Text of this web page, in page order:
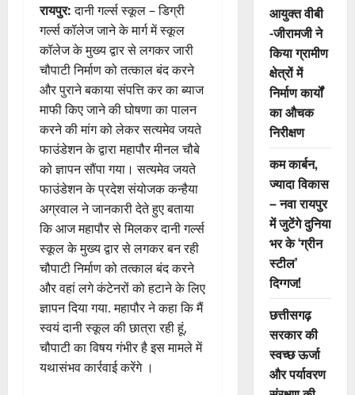
रायपुर:दानी गर्ल्स स्कूल – डिग्री
गर्ल्स कॉलेज जाने के मार्ग में स्कूल
कॉलेज के मुख्य द्वार से लगकर जारी
चौपाटी निर्माण को तत्काल बंद करने
और पुराने बकाया संपत्ति कर का ब्याज
माफी किए जाने की घोषणा का पालन
करने की मांग को लेकर सत्यमेव जयते
फाउंडेशन के द्वारा महापौर मीनल चौबे
को ज्ञापन सौंपा गया। सत्यमेव जयते
फाउंडेशन के प्रदेश संयोजक कन्हैया
अग्रवाल ने जानकारी देते हुए बताया
कि आज महापौर से मिलकर दानी गर्ल्स
स्कूल के मुख्य द्वार से लगकर बन रही
चौपाटी निर्माण को तत्काल बंद करने
और वहां लगे कंटेनरों को हटाने के लिए
ज्ञापन दिया गया. महापौर ने कहा कि मैं
स्वयं दानी स्कूल की छात्रा रही हूं,
चौपाटी का विषय गंभीर है इस मामले में
यथासंभव कार्रवाई करेंगे ।
आयुक्त वीबी
-जीरामजी ने
किया ग्रामीण
क्षेत्रों में
निर्माण कार्यों
का औचक
निरीक्षण
कम कार्बन,
ज्यादा विकास
– नवा रायपुर
में जुटेंगे दुनिया
भर के ‘ग्रीन
स्टील’
दिग्गज!
छत्तीसगढ़
सरकार की
स्वच्छ ऊर्जा
और पर्यावरण